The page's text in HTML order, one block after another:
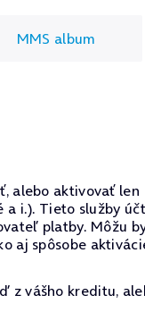
MMS album
alebo aktivovať len
a i.). Tieto služby
platby. Môžu
aj spôsobe
z vášho kreditu,